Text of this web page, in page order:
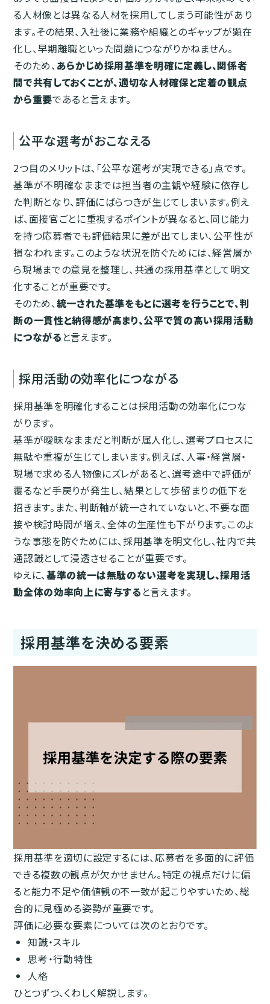
る人材像とは異なる人材を採用してしまう可能性があり
ます。その結果、入社後に業務や組織とのギャップが顕在
化し、早期離職といった問題につながりかねません。
そのため、あらかじめ採用基準を明確に定義し、関係者
間で共有しておくことが、適切な人材確保と定着の観点
から重要であると言えます。
公平な選考がおこなえる
2つ目のメリットは、「公平な選考が実現できる」点です。
基準が不明確なままでは担当者の主観や経験に依存し
た判断となり、評価にばらつきが生じてしまいます。例え
ば、面接官ごとに重視するポイントが異なると、同じ能力
を持つ応募者でも評価結果に差が出てしまい、公平性が
損なわれます。このような状況を防ぐためには、経営層か
ら現場までの意見を整理し、共通の採用基準として明文
化することが重要です。
そのため、統一された基準をもとに選考を行うことで、判
断の一貫性と納得感が高まり、公平で質の高い採用活動
につながる と言えます。
採用活動の効率化につながる
採用基準を明確化することは採用活動の効率化につな
がります。
基準が曖昧なままだと判断が属人化し、選考プロセスに
無駄や重複が生じてしまいます。例えば、人事・経営層・
現場で求める人物像にズレがあると、選考途中で評価が
覆るなど手戻りが発生し、結果として歩留まりの低下を
招きます。また、判断軸が統一されていないと、不要な面
接や検討時間が増え、全体の生産性も下がります。このよ
うな事態を防ぐためには、採用基準を明文化し、社内で共
通認識として浸透させることが重要です。
ゆえに、基準の統一は無駄のない選考を実現し、採用活
動全体の効率向上に寄与する と言えます。
採用基準を決める要素
採用基準を適切に設定するには、応募者を多面的に評価
できる複数の観点が欠かせません。特定の視点だけに偏
ると能力不足や価値観の不一致が起こりやすいため、総
合的に見極める姿勢が重要です。
評価に必要な要素については次のとおりです。
知識・スキル
思考・行動特性
人格
ひとつずつ、くわしく解説します。